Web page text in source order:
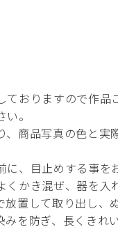
ておりますので作品
。
、商品写真の色と実
に、目止めする事を
くかき混ぜ、器を入
放置して取り出し、
を防ぎ、長くきれ